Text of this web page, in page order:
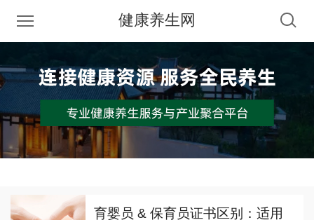
健康养生网
育婴员 & 保育员证书区别：适用